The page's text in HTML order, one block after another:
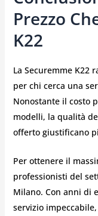
Prezzo
K22
La Securemme K22
per chi cerca una
Nonostante il costo
modelli, la qualità
offerto giustificano
Per ottenere il
professionisti del
Milano. Con anni di
servizio